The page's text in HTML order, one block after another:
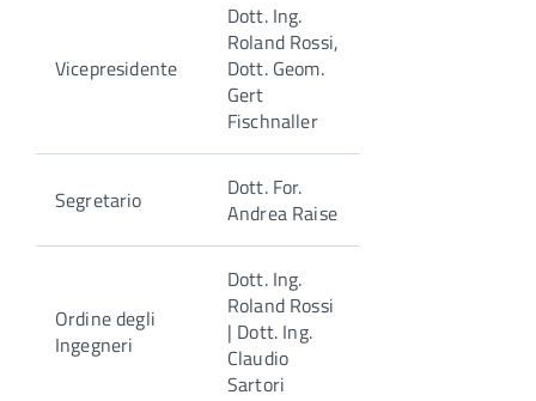
Vicepresidente
Dott. Ing.
Roland Rossi,
Dott. Geom.
Gert
Fischnaller
Segretario
Dott. For.
Andrea Raise
Ordine degli
Ingegneri
Dott. Ing.
Roland Rossi
| Dott. Ing.
Claudio
Sartori